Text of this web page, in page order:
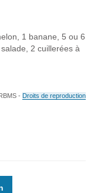
1 banane, 5 ou 6
2 cuillerées à
- Droits de reproduction